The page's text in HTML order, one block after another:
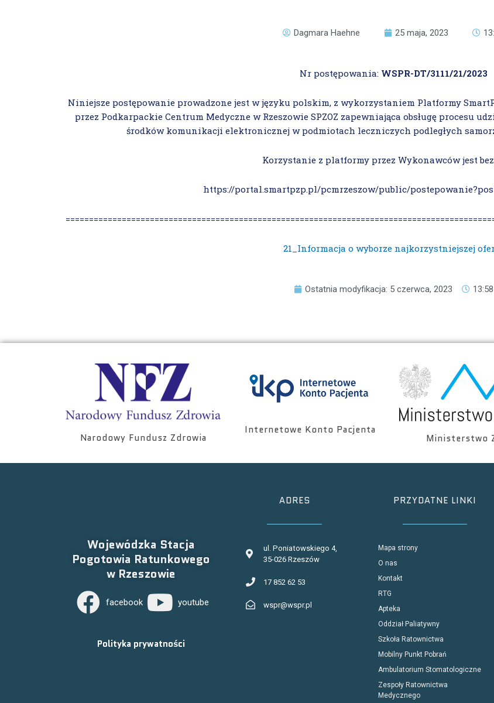
Dagmara Haehne 25 maja, 2023
Nr postępowania: WSPR-DT/3111/21/2023
Niniejsze postępowanie prowadzone jest w języku polskim, z wykorzystaniem Platformy
przez Podkarpackie Centrum Medyczne w Rzeszowie SPZOZ zapewniająca obsługę procesu
środków komunikacji elektronicznej w podmiotach leczniczych podległych
Korzystanie z platformy przez Wykonawców jest
https://portal.smartpzp.pl/pcmrzeszow/public/
21_Informacja o wyborze najkorzystniejszej
Ostatnia modyfikacja: 5 czerwca, 2023 13:58
Narodowy Fundusz Zdrowia
Internetowe Konto Pacjenta
Ministerstwo
Wojewódzka Stacja
Pogotowia Ratunkowego
w Rzeszowie
facebook youtube
Polityka prywatności
ADRES
ul. Poniatowskiego 4,
35-026 Rzeszów
17 852 62 53
wspr@wspr.pl
PRZYDATNE LINKI
Mapa strony
O nas
Kontakt
RTG
Apteka
Oddział Paliatywny
Szkoła Ratownictwa
Mobilny Punkt Pobrań
Ambulatorium Stomatologiczne
Zespoły Ratownictwa
Medycznego